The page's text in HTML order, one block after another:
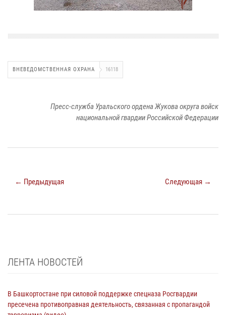
ВНЕВЕДОМСТВЕННАЯ ОХРАНА 16118
Пресс-служба Уральского ордена Жукова округа войск
национальной гвардии Российской Федерации
← Предыдущая Следующая →
ЛЕНТА НОВОСТЕЙ
В Башкортостане при силовой поддержке спецназа Росгвардии
пресечена противоправная деятельность, связанная с пропагандой